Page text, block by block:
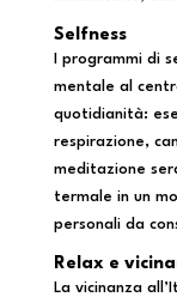
Selfness
I programmi di
mentale al
quotidianità:
respirazione,
meditazione
termale in un
personali da
Relax e
La vicinanza